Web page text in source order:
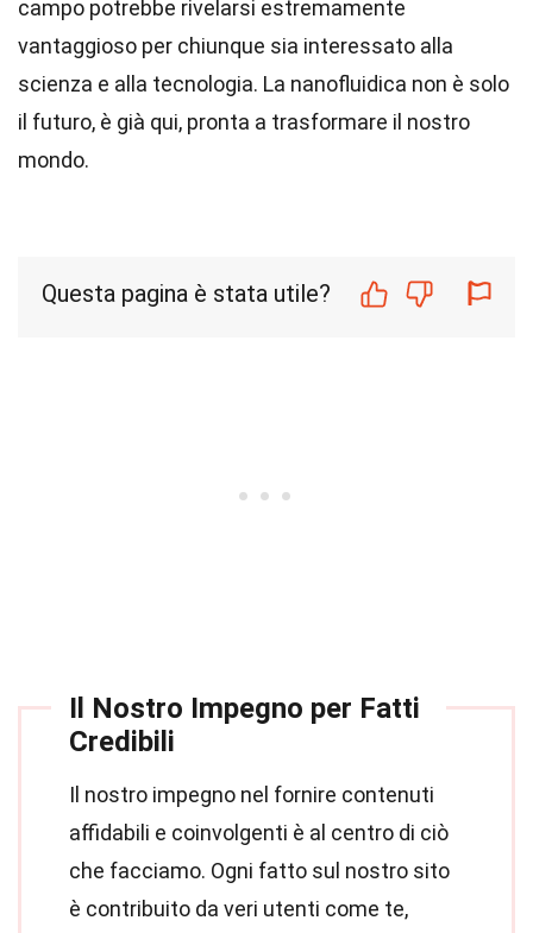
campo potrebbe rivelarsi estremamente
vantaggioso per chiunque sia interessato alla
scienza e alla tecnologia. La nanofluidica non è solo
il futuro, è già qui, pronta a trasformare il nostro
mondo.
Questa pagina è stata utile?
Il Nostro Impegno per Fatti
Credibili
Il nostro impegno nel fornire contenuti
affidabili e coinvolgenti è al centro di ciò
che facciamo. Ogni fatto sul nostro sito
è contribuito da veri utenti come te,